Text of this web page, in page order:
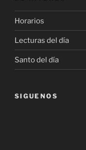
Horarios
Lecturas del día
Santo del día
SIGUENOS